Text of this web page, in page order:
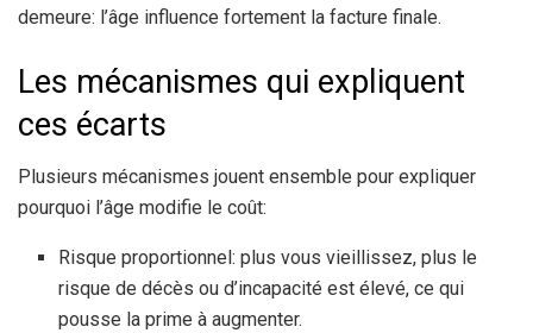
demeure: l’âge influence fortement la facture finale.
Les mécanismes qui expliquent
ces écarts
Plusieurs mécanismes jouent ensemble pour expliquer
pourquoi l’âge modifie le coût:
Risque proportionnel: plus vous vieillissez, plus le
risque de décès ou d’incapacité est élevé, ce qui
pousse la prime à augmenter.